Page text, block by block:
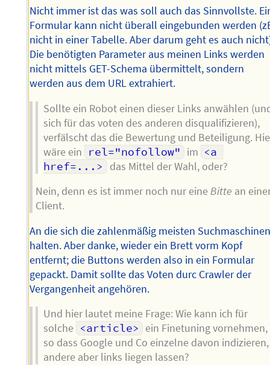
Nicht immer ist das was soll auch das Sinnvollste.
Formular kann nicht überall eingebunden werden
nicht in einer Tabelle. Aber darum geht es auch
Die benötigten Parameter aus meinen Links werden
nicht mittels GET-Schema übermittelt, sondern
werden aus dem URL extrahiert.
Sollte ein Robot einen dieser Links anwählen
sich für das voten des anderen disqualifizieren),
verfälscht das die Bewertung und Beteiligung.
wäre ein rel="nofollow" im <a
href=...>
das Mittel der Wahl, oder?
Nein, denn es ist immer noch nur eineBitte an
Client.
An die sich die zahlenmäßig meisten
halten. Aber danke, wieder ein Brett vorm Kopf
entfernt; die Buttons werden also in ein Formular
gepackt. Damit sollte das Voten durc Crawler der
Vergangenheit angehören.
Und hier lautet meine Frage: Wie kann ich für
solche <article> ein Finetuning vornehmen,
so dass Google und Co einzelne davon indizieren,
andere aber links liegen lassen?